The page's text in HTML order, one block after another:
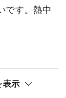
です。熱中
表示